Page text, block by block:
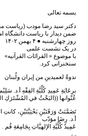
بسمه تعالی
دکتر سید رضا مودب (ریاست
ضمن دیدار با ریاست
روز چهارشنبه ●​ ۴ بهمن ۱۴۰۲
​در یک نشست علمی
با موضوع « القرائات القرآنیه​»
سنخنرانی کرد.
ندوةٌ لعميدينِ من إيران ولُبنان
برِعَايَةِ عَمِيدِ كُلِّيَّةِ الفِقْهِ أ.د.
عُنْوانها ((البَحْثُ في المُشْتَرَكِ
تَضَمَّنَتْ وَرَقَتَيْنِ بَحْثِيَّتَيْنِ، كانتِ
أ.د. رِضَا مؤدّب
عَمِيدُ كُلِّيَّةِ الإلهيَّاتِ بِجَامِعَةِ قُم .